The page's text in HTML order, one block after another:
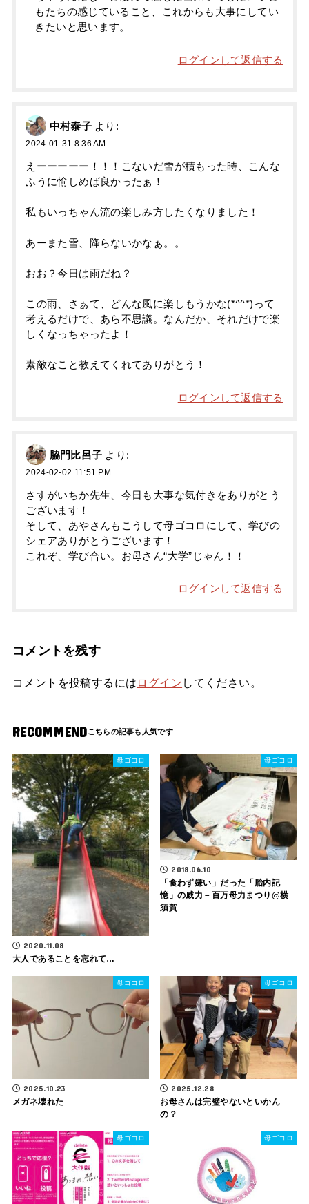
もたちの感じていること、これからも大事にしてい
きたいと思います。
ログインして返信する
中村泰子 より:
2024-01-31 8:36 AM
えーーーーー！！！こないだ雪が積もった時、こんな
ふうに愉しめば良かったぁ！
私もいっちゃん流の楽しみ方したくなりました！
あーまた雪、降らないかなぁ。。
おお？今日は雨だね？
この雨、さぁて、どんな風に楽しもうかな(*^^*)って
考えるだけで、あら不思議。なんだか、それだけで楽
しくなっちゃったよ！
素敵なこと教えてくれてありがとう！
ログインして返信する
脇門比呂子 より:
2024-02-02 11:51 PM
さすがいちか先生、今日も大事な気付きをありがとう
ございます！
そして、あやさんもこうして母ゴコロにして、学びの
シェアありがとうございます！
これぞ、学び合い。お母さん“大学”じゃん！！
ログインして返信する
コメントを残す
コメントを投稿するには ログイン してください。
RECOMMEND
母ゴコロ
2020.11.08
大人であることを忘れて…
母ゴコロ
2018.06.10
「食わず嫌い」だった「胎内記
憶」の威力－百万母力まつり@横
須賀
母ゴコロ
2025.10.23
メガネ壊れた
母ゴコロ
2025.12.28
お母さんは完璧やないといかん
の？
母ゴコロ 母ゴコロ